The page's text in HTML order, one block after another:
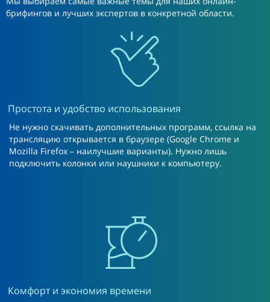
брифингов и лучших экспертов в конкретной области.
Простота и удобство использования
Не нужно скачивать дополнительных программ, ссылка на
трансляцию открывается в браузере (Google Chrome и
Mozilla Firefox – наилучшие варианты). Нужно лишь
подключить колонки или наушники к компьютеру.
Комфорт и экономия времени